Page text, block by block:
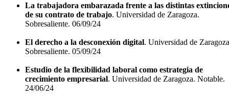
La trabajadora embarazada frente a las distintas
de su contrato de trabajo. Universidad de Zaragoza.
Sobresaliente. 06/09/24
El derecho a la desconexión digital. Universidad de
Sobresaliente. 05/09/24
Estudio de la flexibilidad laboral como estrategia de
crecimiento empresarial. Universidad de Zaragoza. Notable.
24/06/24